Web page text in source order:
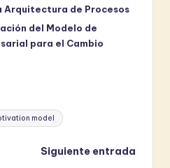
Arquitectura de Procesos
del Modelo de
para el Cambio
model
Siguiente entrada